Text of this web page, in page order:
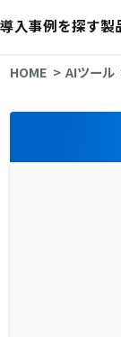
導入事例を探す製
HOME AIツール